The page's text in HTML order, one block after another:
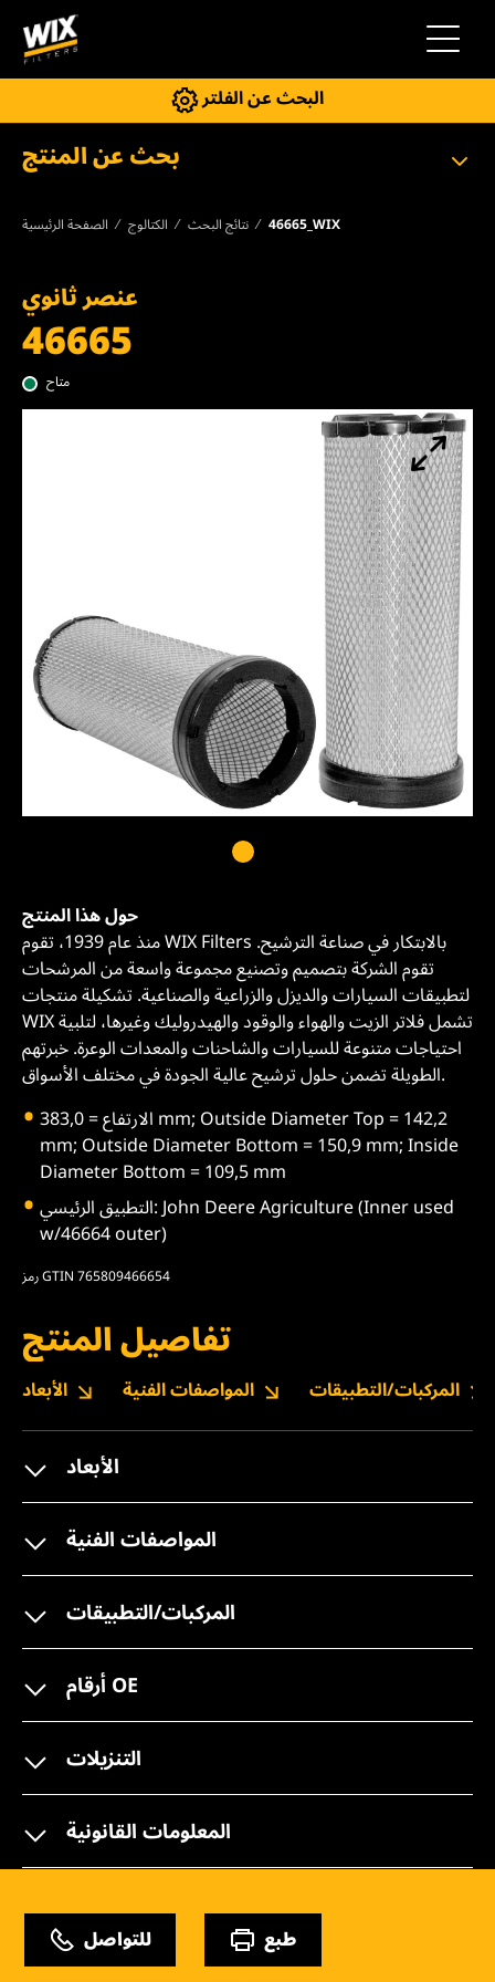
التنقل
البحث عن الفلتر
بحث عن المنتج
الصفحة الرئيسية الكتالوج نتائج البحث 46665_WIX
عنصر ثانوي
46665
متاح
حول هذا المنتج
منذ عام 1939، تقوم WIX Filters بالابتكار في صناعة الترشيح.
تقوم الشركة بتصميم وتصنيع مجموعة واسعة من المرشحات
لتطبيقات السيارات والديزل والزراعية والصناعية. تشكيلة منتجات
WIX تشمل فلاتر الزيت والهواء والوقود والهيدروليك وغيرها، لتلبية
احتياجات متنوعة للسيارات والشاحنات والمعدات الوعرة. خبرتهم
الطويلة تضمن حلول ترشيح عالية الجودة في مختلف الأسواق.
الارتفاع = 383,0 mm; Outside Diameter Top = 142,2
mm; Outside Diameter Bottom = 150,9 mm; Inside
Diameter Bottom = 109,5 mm
التطبيق الرئيسي: John Deere Agriculture (Inner used
w/46664 outer)
رمز GTIN 765809466654
تفاصيل المنتج
الأبعاد المواصفات الفنية المركبات/التطبيقات
الأبعاد
المواصفات الفنية
المركبات/التطبيقات
أرقام OE
التنزيلات
المعلومات القانونية
للتواصل طبع